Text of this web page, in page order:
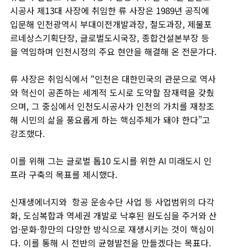
시공사 제13대 사장에 취임한 류 사장은 1989년 공직에
입문해 인천광역시 부대이전개발과장, 철도과장, 제물포
르네상스기획단장, 글로벌도시국장, 종합건설본부장 등
을 역임하며 인천시정의 주요 현안을 해결해 온 전문가다.
류 사장은 취임식에서 “인천은 대한민국의 관문으로 역사
와 혁신이 공존하는 세계적 도시로 도약할 잠재력을 갖췄
으며, 그 중심에서 인천도시공사가 인천의 가치를 재창조
해 시민의 삶을 풍요롭게 하는 핵심주체가 돼야 한다”고
강조했다.
이를 위해 그는 글로벌 톱10 도시를 위한 AI 미래도시 인
프라 구축의 목표를 제시했다.
신재생에너지와 항공 운송수단 사업 등 사업범위의 다각
화, 도심복합과 역세권 개발로 낙후된 원도심을 주거와 산
업·문화·항만의 다양한 방식으로 재생시키는 것이 핵심이
다. 이를 통해 시 전반의 균형발전을 만들겠다는 목표다.